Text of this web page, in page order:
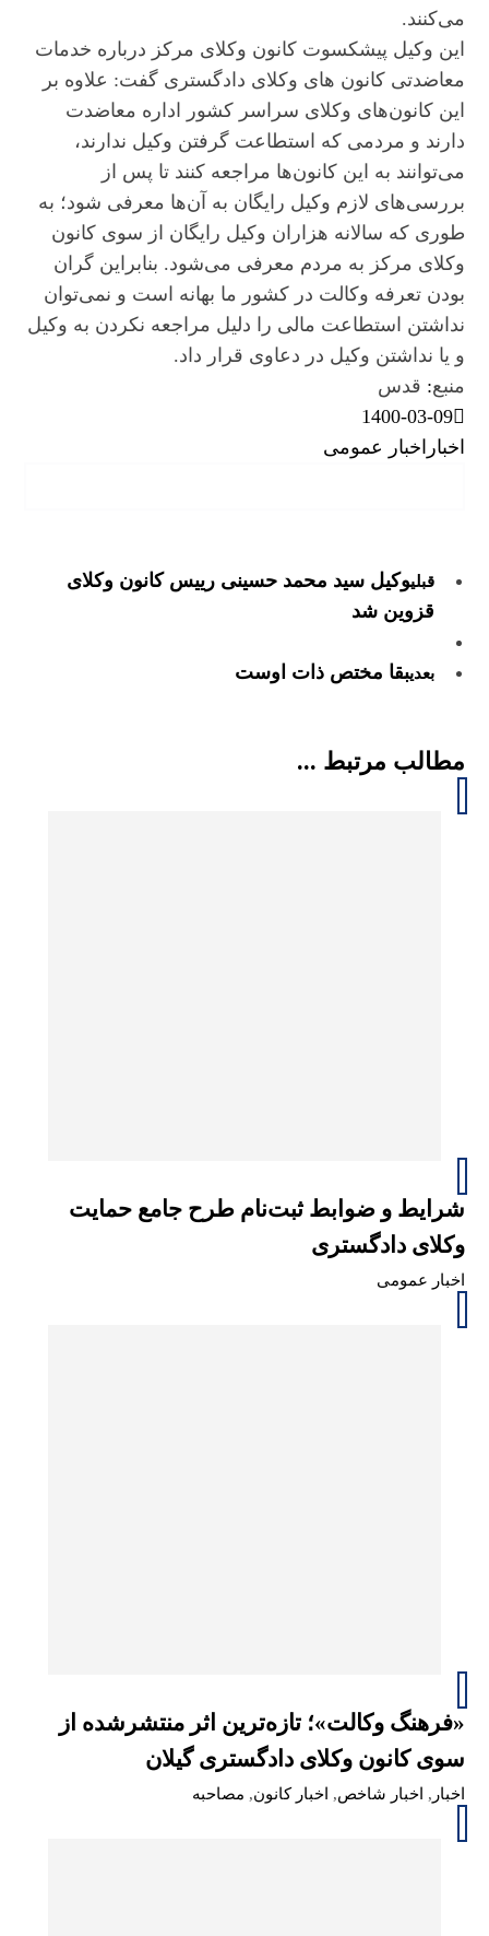
می‌کنند.
این وکیل پیشکسوت کانون وکلای مرکز درباره خدمات
معاضدتی کانون های وکلای دادگستری گفت: علاوه بر
این کانون‌های وکلای سراسر کشور اداره معاضدت
دارند و مردمی که استطاعت گرفتن وکیل ندارند،
می‌توانند به این کانون‌ها مراجعه کنند تا پس از
بررسی‌های لازم وکیل رایگان به آن‌ها معرفی شود؛ به
طوری که سالانه هزاران وکیل رایگان از سوی کانون
وکلای مرکز به مردم معرفی می‌شود. بنابراین گران
بودن تعرفه وکالت در کشور ما بهانه است و نمی‌توان
نداشتن استطاعت مالی را دلیل مراجعه نکردن به وکیل
و یا نداشتن وکیل در دعاوی قرار داد.
منبع: قدس
1400-03-09
اخبار اخبار عمومی
قبلیوکیل سید محمد حسینی رییس کانون وکلای
قزوین شد
بعدیبقا مختص ذات اوست
مطالب مرتبط ...
شرایط و ضوابط ثبت‌نام طرح جامع حمایت
وکلای دادگستری
اخبار عمومی
«فرهنگ وکالت»؛ تازه‌ترین اثر منتشرشده از
سوی کانون وکلای دادگستری گیلان
اخبار , اخبار شاخص, اخبار کانون, مصاحبه